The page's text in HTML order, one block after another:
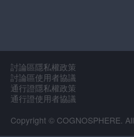
討論區隱私權政策
討論區使用者協議
通行證隱私權政策
通行證使用者協議
Copyright © COGNOSPHERE.